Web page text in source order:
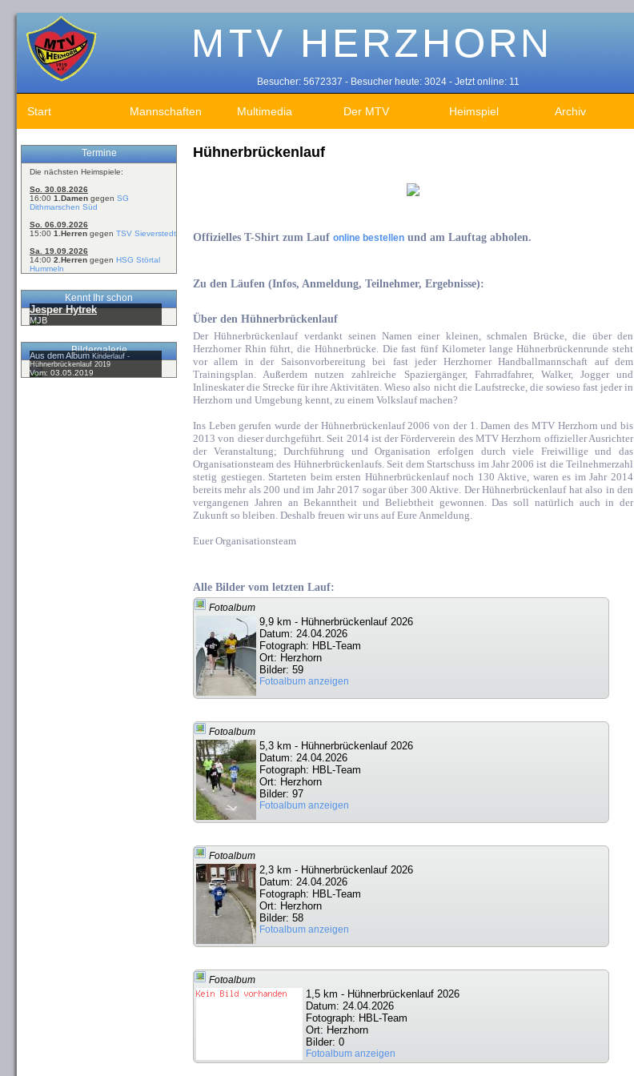
Besucher: 5672337 - Besucher heute: 3024 - Jetzt online: 11
Start Mannschaften Multimedia Der MTV Heimspiel Archiv
Termine
Die nächsten Heimspiele:
So. 30.08.2026
16:00 1.Damen gegen SG
Dithmarschen Süd
So. 06.09.2026
15:00 1.Herren gegen TSV Sieverstedt
Sa. 19.09.2026
14:00 2.Herren gegen HSG Störtal
Hummeln
Kennt Ihr schon
Jesper Hytrek
MJB
Bildergalerie
Aus dem AlbumKinderlauf -
Hühnerbrückenlauf 2019
Vom: 03.05.2019
Hühnerbrückenlauf
Offizielles T-Shirt zum Lauf online bestellen und am Lauftag abholen.
Zu den Läufen (Infos, Anmeldung, Teilnehmer, Ergebnisse):
Über den Hühnerbrückenlauf
Der Hühnerbrückenlauf verdankt seinen Namen einer kleinen, schmalen Brücke, die über den
Herzhorner Rhin führt, die Hühnerbrücke. Die fast fünf Kilometer lange Hühnerbrückenrunde steht
vor allem in der Saisonvorbereitung bei fast jeder Herzhorner Handballmannschaft auf dem
Trainingsplan. Außerdem nutzen zahlreiche Spaziergänger, Fahrradfahrer, Walker, Jogger und
Inlineskater die Strecke für ihre Aktivitäten. Wieso also nicht die Laufstrecke, die sowieso fast jeder in
Herzhorn und Umgebung kennt, zu einem Volkslauf machen?
Ins Leben gerufen wurde der Hühnerbrückenlauf 2006 von der 1. Damen des MTV Herzhorn und bis
2013 von dieser durchgeführt. Seit 2014 ist der Förderverein des MTV Herzhorn offizieller Ausrichter
der Veranstaltung; Durchführung und Organisation erfolgen durch viele Freiwillige und das
Organisationsteam des Hühnerbrückenlaufs. Seit dem Startschuss im Jahr 2006 ist die Teilnehmerzahl
stetig gestiegen. Starteten beim ersten Hühnerbrückenlauf noch 130 Aktive, waren es im Jahr 2014
bereits mehr als 200 und im Jahr 2017 sogar über 300 Aktive. Der Hühnerbrückenlauf hat also in den
vergangenen Jahren an Bekanntheit und Beliebtheit gewonnen. Das soll natürlich auch in der
Zukunft so bleiben. Deshalb freuen wir uns auf Eure Anmeldung.
Euer Organisationsteam
Alle Bilder vom letzten Lauf:
Fotoalbum
9,9 km - Hühnerbrückenlauf 2026
Datum: 24.04.2026
Fotograph: HBL-Team
Ort: Herzhorn
Bilder: 59
Fotoalbum anzeigen
Fotoalbum
5,3 km - Hühnerbrückenlauf 2026
Datum: 24.04.2026
Fotograph: HBL-Team
Ort: Herzhorn
Bilder: 97
Fotoalbum anzeigen
Fotoalbum
2,3 km - Hühnerbrückenlauf 2026
Datum: 24.04.2026
Fotograph: HBL-Team
Ort: Herzhorn
Bilder: 58
Fotoalbum anzeigen
Fotoalbum
1,5 km - Hühnerbrückenlauf 2026
Datum: 24.04.2026
Fotograph: HBL-Team
Ort: Herzhorn
Bilder: 0
Fotoalbum anzeigen